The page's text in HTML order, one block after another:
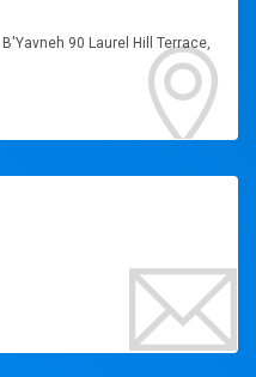
90 Laurel Hill Terrace,